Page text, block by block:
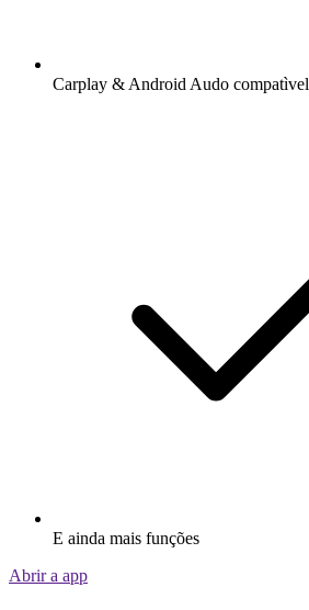
Carplay & Android Audo compatìvel
E ainda mais funções
Abrir a app